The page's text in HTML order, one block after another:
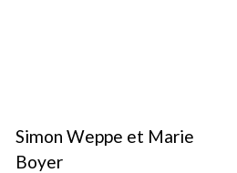
Simon Weppe et Marie
Boyer